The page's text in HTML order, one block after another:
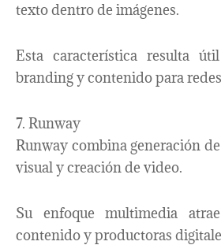
texto dentro de imágenes.
Esta característica resulta
branding y contenido para
7. Runway
Runway combina generación
visual y creación de video.
Su enfoque multimedia
contenido y productoras